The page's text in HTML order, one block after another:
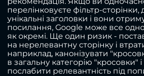
перелінковуєте фільтр-сторінки,
унікальні заголовки і вони
посилання, Google може все одно
як окремі. Ще один ризик -
на нерелевантну сторінку і
наприклад, канонізувати
в загальну категорію "кросовки"
послабити релевантність під